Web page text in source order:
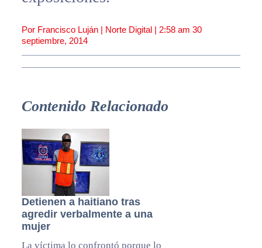
Por Francisco Luján | Norte Digital | 2:58 am 30
septiembre, 2014
Contenido Relacionado
Detienen a haitiano tras
agredir verbalmente a una
mujer
La víctima lo confrontó porque lo